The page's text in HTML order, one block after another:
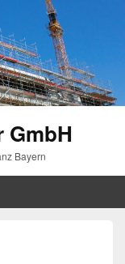
GmbH
Bayern